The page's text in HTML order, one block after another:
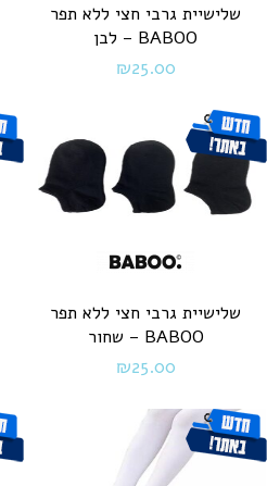
שלישיית גרבי חצי ללא תפר
BABOO – לבן
₪25.00
שלישיית גרבי חצי ללא תפר
BABOO – שחור
₪25.00